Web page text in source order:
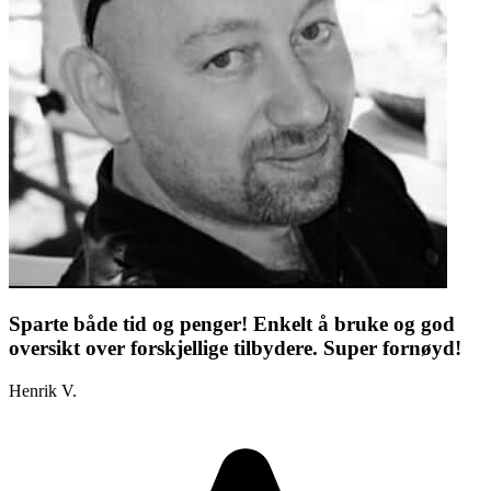
Sparte både tid og penger! Enkelt å bruke og god
oversikt over forskjellige tilbydere. Super fornøyd!
Henrik V.